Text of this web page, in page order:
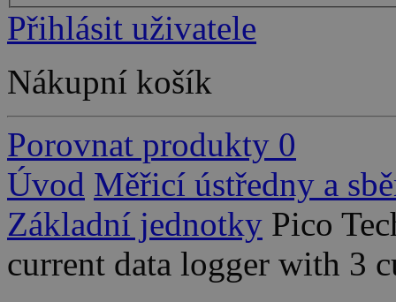
Přihlásit uživatele
Nákupní košík
Porovnat produkty 0
Úvod Měřicí ústředny a
Základní jednotky Pico
current data logger with 3